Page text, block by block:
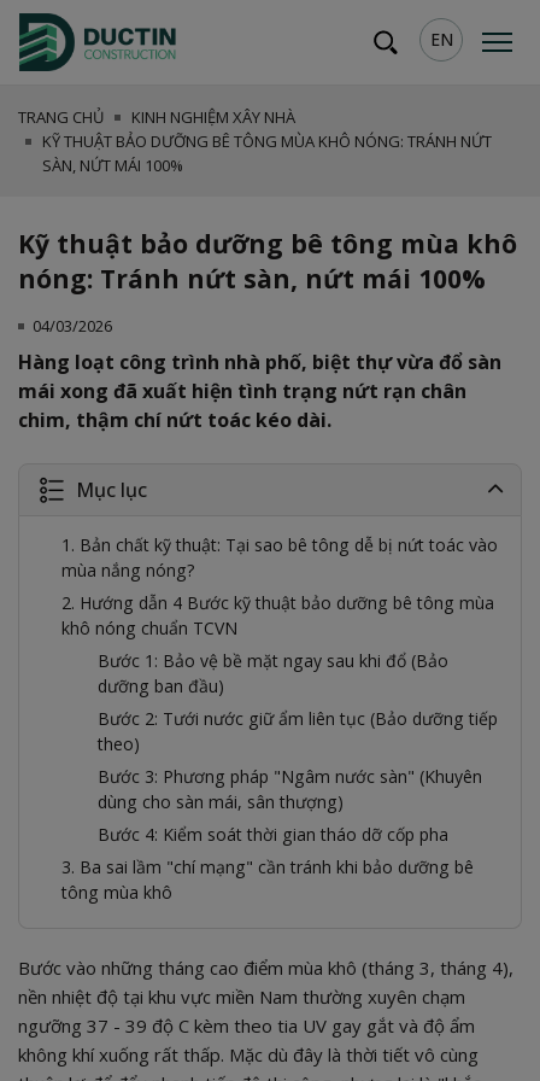
EN
TRANG CHỦ
KINH NGHIỆM XÂY NHÀ
KỸ THUẬT BẢO DƯỠNG BÊ TÔNG MÙA KHÔ NÓNG: TRÁNH NỨT
SÀN, NỨT MÁI 100%
Kỹ thuật bảo dưỡng bê tông mùa khô
nóng: Tránh nứt sàn, nứt mái 100%
04/03/2026
Hàng loạt công trình nhà phố, biệt thự vừa đổ sàn
mái xong đã xuất hiện tình trạng nứt rạn chân
chim, thậm chí nứt toác kéo dài.
Mục lục
1. Bản chất kỹ thuật: Tại sao bê tông dễ bị nứt toác vào
mùa nắng nóng?
2. Hướng dẫn 4 Bước kỹ thuật bảo dưỡng bê tông mùa
khô nóng chuẩn TCVN
Bước 1: Bảo vệ bề mặt ngay sau khi đổ (Bảo
dưỡng ban đầu)
Bước 2: Tưới nước giữ ẩm liên tục (Bảo dưỡng tiếp
theo)
Bước 3: Phương pháp "Ngâm nước sàn" (Khuyên
dùng cho sàn mái, sân thượng)
Bước 4: Kiểm soát thời gian tháo dỡ cốp pha
3. Ba sai lầm "chí mạng" cần tránh khi bảo dưỡng bê
tông mùa khô
Bước vào những tháng cao điểm mùa khô (tháng 3, tháng 4),
nền nhiệt độ tại khu vực miền Nam thường xuyên chạm
ngưỡng 37 - 39 độ C kèm theo tia UV gay gắt và độ ẩm
không khí xuống rất thấp. Mặc dù đây là thời tiết vô cùng